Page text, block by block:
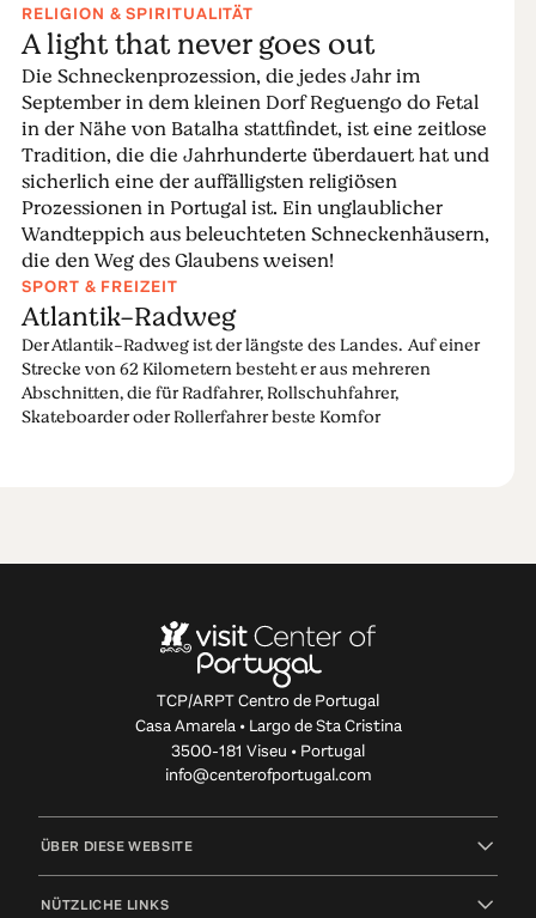
RELIGION & SPIRITUALITÄT
A light that never goes out
Die Schneckenprozession, die jedes Jahr im
September in dem kleinen Dorf Reguengo do Fetal
in der Nähe von Batalha stattfindet, ist eine zeitlose
Tradition, die die Jahrhunderte überdauert hat und
sicherlich eine der auffälligsten religiösen
Prozessionen in Portugal ist. Ein unglaublicher
Wandteppich aus beleuchteten Schneckenhäusern,
die den Weg des Glaubens weisen!
SPORT & FREIZEIT
Atlantik-Radweg
Der Atlantik-Radweg ist der längste des Landes. Auf einer
Strecke von 62 Kilometern besteht er aus mehreren
Abschnitten, die für Radfahrer, Rollschuhfahrer,
Skateboarder oder Rollerfahrer beste Komfor
TCP/ARPT Centro de Portugal
Casa Amarela • Largo de Sta Cristina
3500-181 Viseu • Portugal
info@centerofportugal.com
ÜBER DIESE WEBSITE
NÜTZLICHE LINKS